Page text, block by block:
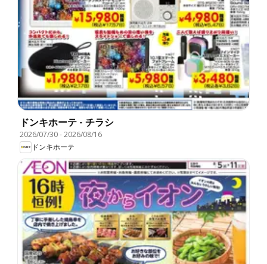
ドンキホーテ - チラシ
2026/07/30-2026/08/16
ドンキホーテ